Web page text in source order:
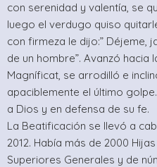
con serenidad y valentía, se
luego el verdugo quiso
con firmeza le dijo:” Déjeme,
de un hombre”. Avanzó hacia
Magníficat, se arrodilló e
apaciblemente el último
a Dios y en defensa de su fe.
La Beatificación se llevó a
2012. Había más de 2000
Superiores Generales y de